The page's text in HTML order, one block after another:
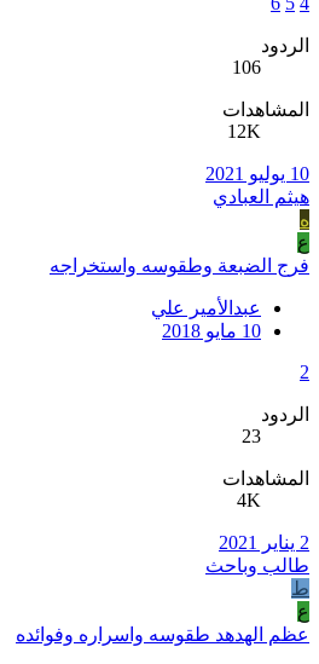
الردود
106
المشاهدات
12K
10 يوليو 2021
هيثم العبادي
ه
ع
فرج الضبعة وطقوسه واستخراجه
عبدالأمير علي
10 مايو 2018
2
الردود
23
المشاهدات
4K
2 يناير 2021
طالب وباحث
ط
ع
عظم الهدهد طقوسه واسراره وفوائده